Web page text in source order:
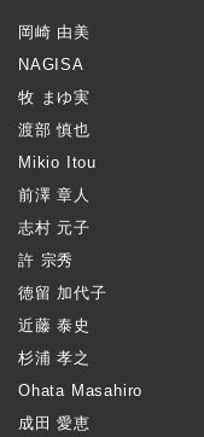
岡崎 由美
NAGISA
牧 まゆ実
渡部 慎也
Mikio Itou
前澤 章人
志村 元子
許 宗秀
徳留 加代子
近藤 泰史
杉浦 孝之
Ohata Masahiro
成田 愛恵